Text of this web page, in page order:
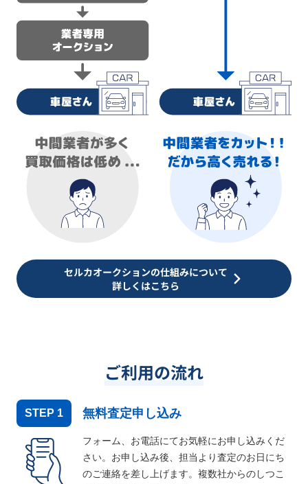
セルカオークションの仕組みについて
詳しくはこちら
ご利用の流れ
STEP 1 無料査定申し込み
フォーム、お電話にてお気軽にお申し込みくだ
さい。お申し込み後、担当より査定のお日にち
のご連絡を差し上げます。複数社からのしつこ